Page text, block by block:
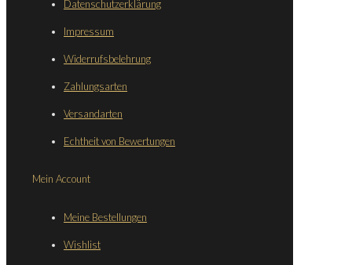
Datenschutzerklärung
Impressum
Widerrufsbelehrung
Zahlungsarten
Versandarten
Echtheit von Bewertungen
Mein Account
Meine Bestellungen
Wishlist